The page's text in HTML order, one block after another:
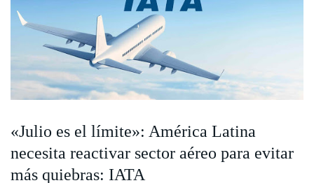
«Julio es el límite»: América Latina
necesita reactivar sector aéreo para evitar
más quiebras: IATA